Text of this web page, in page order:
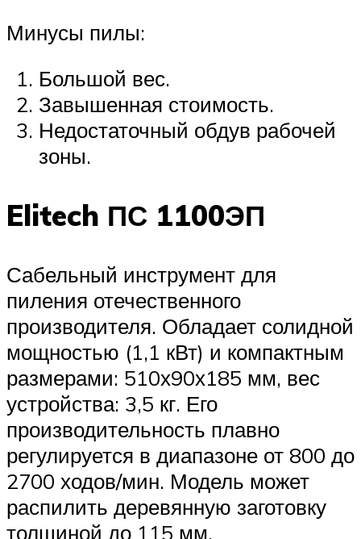
Минусы пилы:
Большой вес.
Завышенная стоимость.
Недостаточный обдув рабочей
зоны.
Elitech ПС 1100ЭП
Сабельный инструмент для
пиления отечественного
производителя. Обладает солидной
мощностью (1,1 кВт) и компактным
размерами: 510х90х185 мм, вес
устройства: 3,5 кг. Его
производительность плавно
регулируется в диапазоне от 800 до
2700 ходов/мин. Модель может
распилить деревянную заготовку
толщиной до 115 мм,